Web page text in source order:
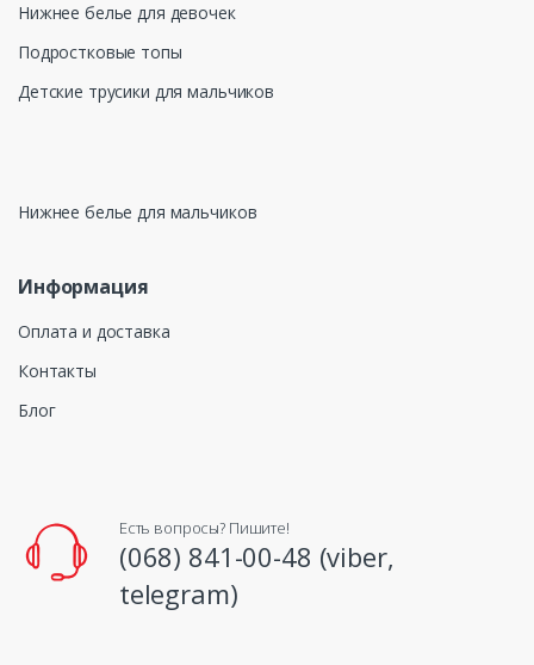
Нижнее белье для девочек
Подростковые топы
Детские трусики для мальчиков
Нижнее белье для мальчиков
Информация
Оплата и доставка
Контакты
Блог
Есть вопросы? Пишите!
(068) 841-00-48 (viber,
telegram)